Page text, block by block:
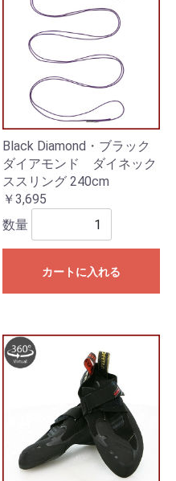
Black Diamond・ブラック
ダイアモンド ダイネック
ススリング 240cm
￥3,695
数量
カートに入れる